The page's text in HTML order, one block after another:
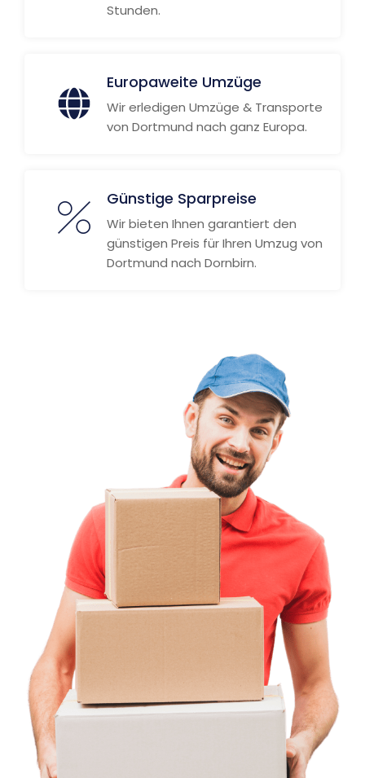
Stunden.
Europaweite Umzüge
Wir erledigen Umzüge & Transporte
von Dortmund nach ganz Europa.
Günstige Sparpreise
Wir bieten Ihnen garantiert den
günstigen Preis für Ihren Umzug von
Dortmund nach Dornbirn.